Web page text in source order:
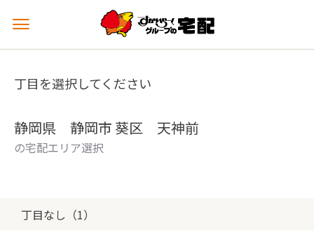
メ
ュ
を
丁目を選択してください
静岡県 静岡市 葵区 天神前
の宅配エリア選択
丁目なし（1）